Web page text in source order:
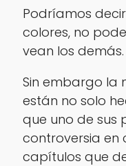
Podríamos
colores, no
vean los demás.
Sin embargo la
están no solo
que uno de sus
controversia en
capítulos que